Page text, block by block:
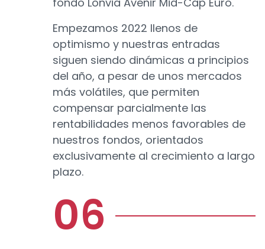
Empezamos 2022 llenos de
optimismo y nuestras entradas
siguen siendo dinámicas a principios
del año, a pesar de unos mercados
más volátiles, que permiten
compensar parcialmente las
rentabilidades menos favorables de
nuestros fondos, orientados
exclusivamente al crecimiento a largo
plazo.